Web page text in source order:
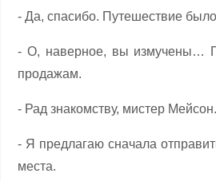
- Да, спасибо. Путешествие
- О, наверное, вы измучены…
продажам.
- Рад знакомству, мистер
- Я предлагаю сначала
места.